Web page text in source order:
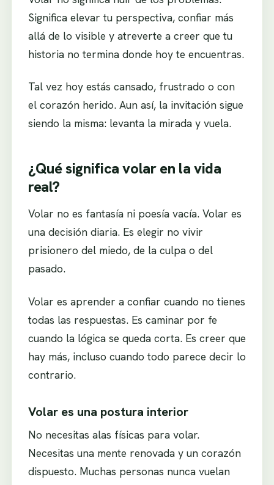
Significa elevar tu perspectiva, confiar más
allá de lo visible y atreverte a creer que tu
historia no termina donde hoy te encuentras.
Tal vez hoy estás cansado, frustrado o con
el corazón herido. Aun así, la invitación sigue
siendo la misma: levanta la mirada y vuela.
¿Qué significa volar en la vida
real?
Volar no es fantasía ni poesía vacía. Volar es
una decisión diaria. Es elegir no vivir
prisionero del miedo, de la culpa o del
pasado.
Volar es aprender a confiar cuando no tienes
todas las respuestas. Es caminar por fe
cuando la lógica se queda corta. Es creer que
hay más, incluso cuando todo parece decir lo
contrario.
Volar es una postura interior
No necesitas alas físicas para volar.
Necesitas una mente renovada y un corazón
dispuesto. Muchas personas nunca vuelan